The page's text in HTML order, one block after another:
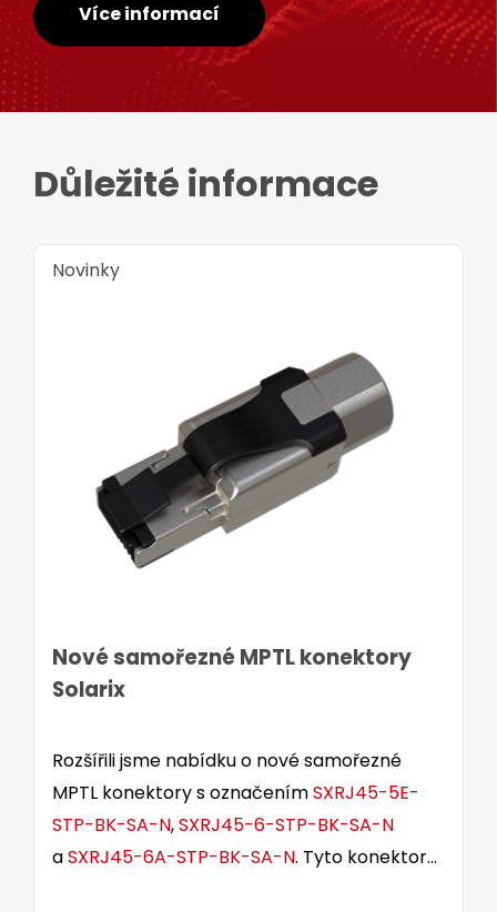
Více informací
Důležité informace
Novinky
Nové samořezné MPTL konektory
Solarix
Rozšířili jsme nabídku o nové samořezné
MPTL konektory s označenímSXRJ45-5E-
STP-BK-SA-N,SXRJ45-6-STP-BK-SA-N
aSXRJ45-6A-STP-BK-SA-N. Tyto konektory